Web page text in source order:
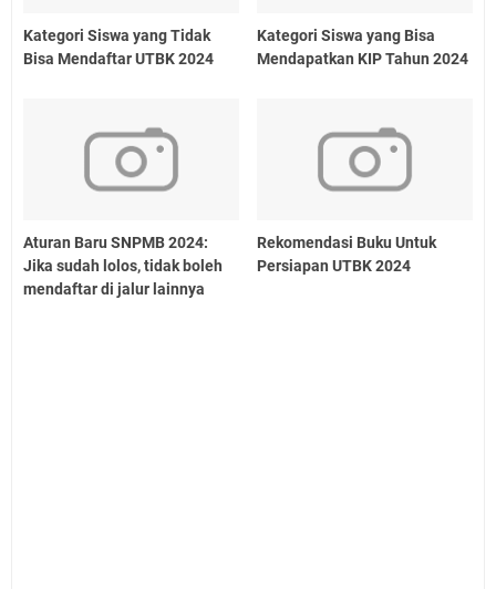
Kategori Siswa yang Tidak
Bisa Mendaftar UTBK 2024
Kategori Siswa yang Bisa
Mendapatkan KIP Tahun 2024
Aturan Baru SNPMB 2024:
Jika sudah lolos, tidak boleh
mendaftar di jalur lainnya
Rekomendasi Buku Untuk
Persiapan UTBK 2024